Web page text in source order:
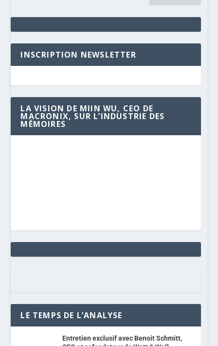
INSCRIPTION NEWSLETTER
LA VISION DE MIIN WU, CEO DE
MACRONIX, SUR L’INDUSTRIE DES
MÉMOIRES
LE TEMPS DE L’ANALYSE
Entretien exclusif avec Benoit Schmitt,